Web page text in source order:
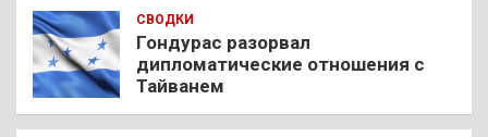
СВОДКИ
Гондурас разорвал
дипломатические отношения с
Тайванем